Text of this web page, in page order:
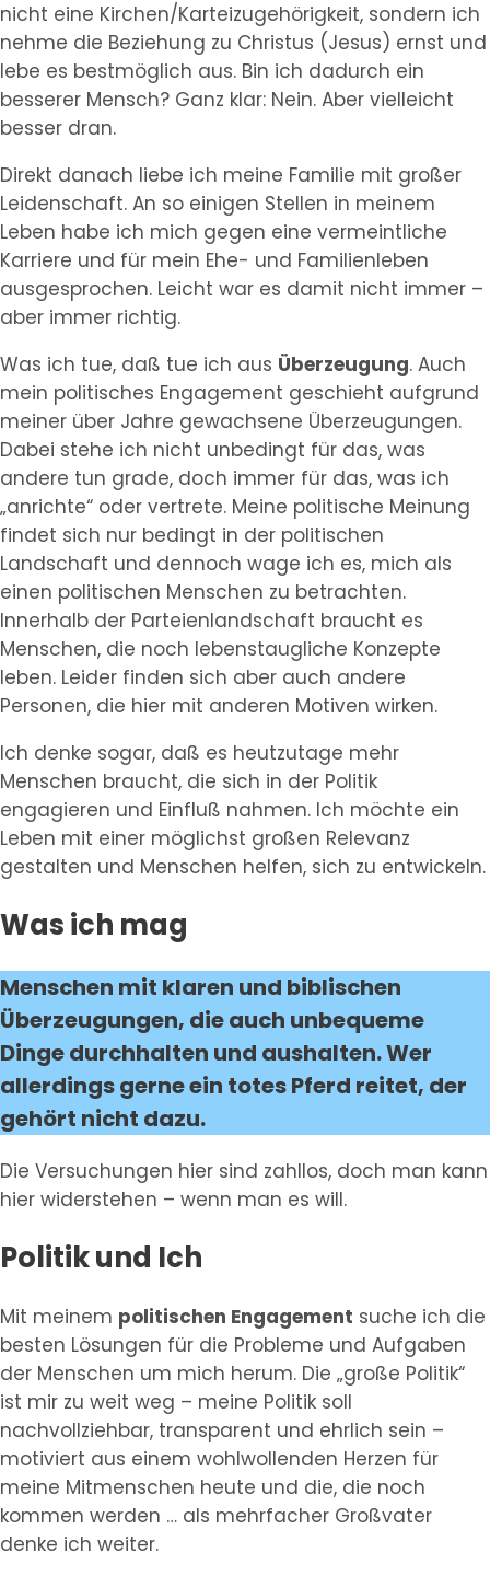
nicht eine Kirchen/Karteizugehörigkeit, sondern ich
nehme die Beziehung zu Christus (Jesus) ernst und
lebe es bestmöglich aus. Bin ich dadurch ein
besserer Mensch? Ganz klar: Nein. Aber vielleicht
besser dran.
Direkt danach liebe ich meine Familie mit großer
Leidenschaft. An so einigen Stellen in meinem
Leben habe ich mich gegen eine vermeintliche
Karriere und für mein Ehe- und Familienleben
ausgesprochen. Leicht war es damit nicht immer –
aber immer richtig.
Was ich tue, daß tue ich aus Überzeugung. Auch
mein politisches Engagement geschieht aufgrund
meiner über Jahre gewachsene Überzeugungen.
Dabei stehe ich nicht unbedingt für das, was
andere tun grade, doch immer für das, was ich
„anrichte“ oder vertrete. Meine politische Meinung
findet sich nur bedingt in der politischen
Landschaft und dennoch wage ich es, mich als
einen politischen Menschen zu betrachten.
Innerhalb der Parteienlandschaft braucht es
Menschen, die noch lebenstaugliche Konzepte
leben. Leider finden sich aber auch andere
Personen, die hier mit anderen Motiven wirken.
Ich denke sogar, daß es heutzutage mehr
Menschen braucht, die sich in der Politik
engagieren und Einfluß nahmen. Ich möchte ein
Leben mit einer möglichst großen Relevanz
gestalten und Menschen helfen, sich zu entwickeln.
Was ich mag
Menschen mit klaren und biblischen
Überzeugungen, die auch unbequeme
Dinge durchhalten und aushalten.Wer
allerdings gerne ein totes Pferd reitet, der
gehört nicht dazu.
Die Versuchungen hier sind zahllos, doch man kann
hier widerstehen – wenn man es will.
Politik und Ich
Mit meinem politischen Engagement suche ich die
besten Lösungen für die Probleme und Aufgaben
der Menschen um mich herum. Die „große Politik“
ist mir zu weit weg – meine Politik soll
nachvollziehbar, transparent und ehrlich sein –
motiviert aus einem wohlwollenden Herzen für
meine Mitmenschen heute und die, die noch
kommen werden … als mehrfacher Großvater
denke ich weiter.